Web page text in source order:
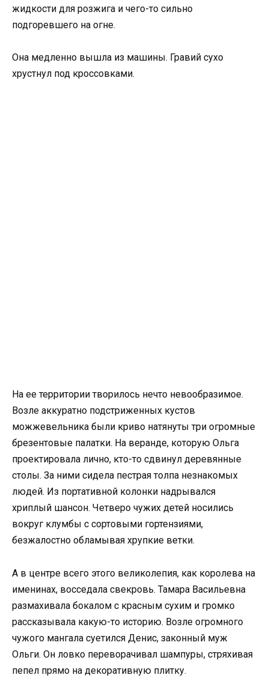
жидкости для розжига и чего-то сильно
подгоревшего на огне.
Она медленно вышла из машины. Гравий сухо
хрустнул под кроссовками.
На ее территории творилось нечто невообразимое.
Возле аккуратно подстриженных кустов
можжевельника были криво натянуты три огромные
брезентовые палатки. На веранде, которую Ольга
проектировала лично, кто-то сдвинул деревянные
столы. За ними сидела пестрая толпа незнакомых
людей. Из портативной колонки надрывался
хриплый шансон. Четверо чужих детей носились
вокруг клумбы с сортовыми гортензиями,
безжалостно обламывая хрупкие ветки.
А в центре всего этого великолепия, как королева на
именинах, восседала свекровь. Тамара Васильевна
размахивала бокалом с красным сухим и громко
рассказывала какую-то историю. Возле огромного
чужого мангала суетился Денис, законный муж
Ольги. Он ловко переворачивал шампуры, стряхивая
пепел прямо на декоративную плитку.